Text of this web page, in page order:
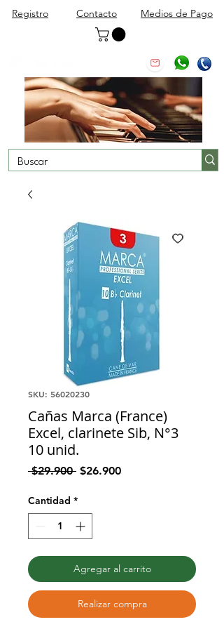
Registro Contacto Medios de Pago
SKU: 56020230
Cañas Marca (France)
Excel, clarinete Sib, N°3
10 unid.
$29.900 Precio
$26.900Precio
Cantidad *
Agregar al carrito
Realizar compra